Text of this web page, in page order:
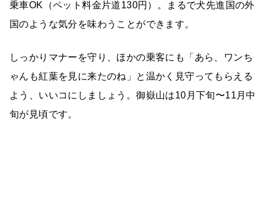
乗車OK（ペット料金片道130円）。まるで犬先進国の外
国のような気分を味わうことができます。
しっかりマナーを守り、ほかの乗客にも「あら、ワンち
ゃんも紅葉を見に来たのね」と温かく見守ってもらえる
よう、いいコにしましょう。御嶽山は10月下旬〜11月中
旬が見頃です。